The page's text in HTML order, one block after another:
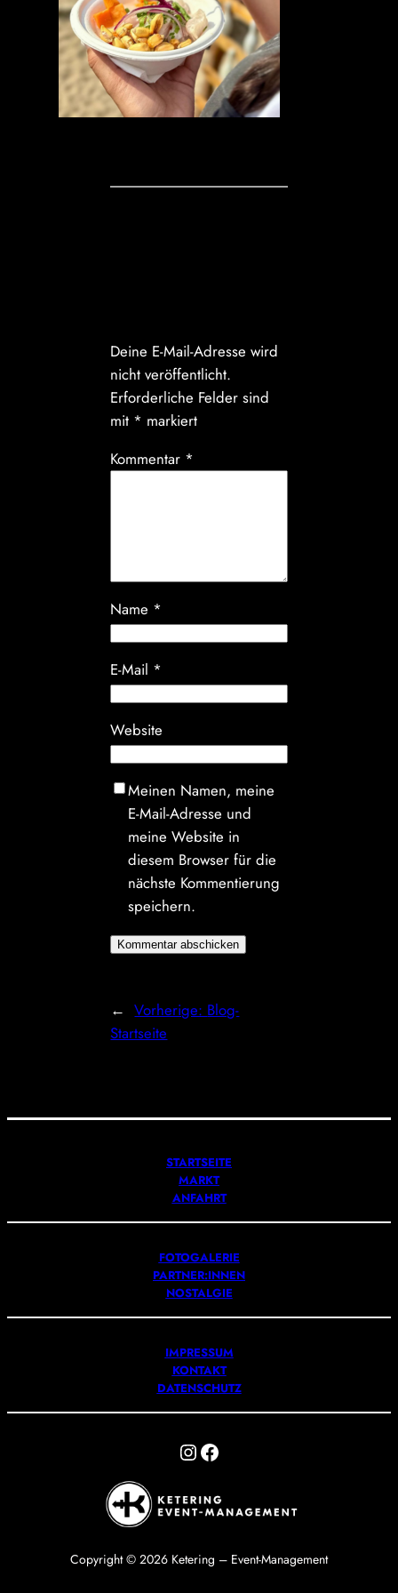
Deine E-Mail-Adresse wird
nicht veröffentlicht.
Erforderliche Felder sind
mit * markiert
Kommentar *
Name *
E-Mail *
Website
Meinen Namen, meine
E-Mail-Adresse und
meine Website in
diesem Browser für die
nächste Kommentierung
speichern.
← Vorherige: Blog-
Startseite
STARTSEITE
MARKT
ANFAHRT
FOTOGALERIE
PARTNER:INNEN
NOSTALGIE
IMPRESSUM
KONTAKT
DATENSCHUTZ
Instagram Facebook
Copyright © 2026 Ketering – Event-Management